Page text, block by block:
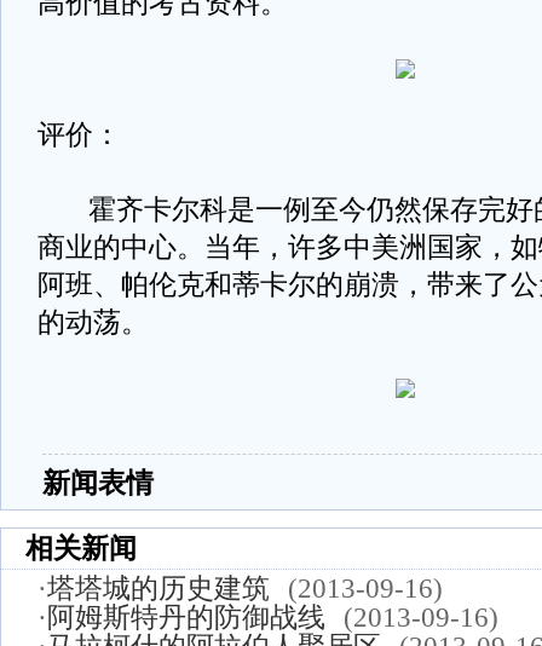
评价：
霍齐卡尔科是一例至今仍然保存完好
商业的中心。当年，许多中美洲国家，
阿班、帕伦克和蒂卡尔的崩溃，带来了
的动荡。
新闻表情
相关新闻
·塔塔城的历史建筑
(2013-09-16)
·阿姆斯特丹的防御战线
(2013-09-16)